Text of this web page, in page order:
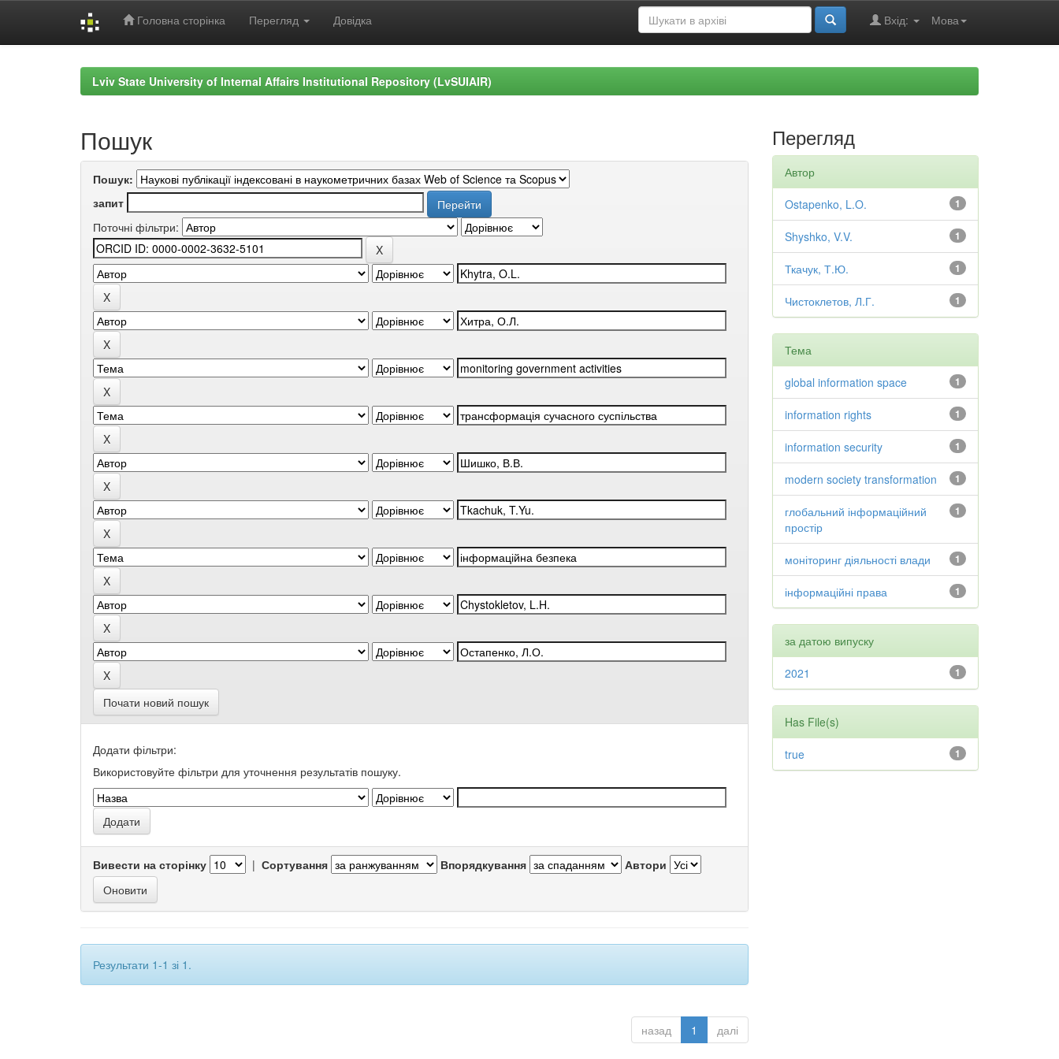
Головна сторінка Перегляд Довідка Мова
Вхід:
Lviv State University of Internal Affairs Institutional Repository (LvSUIAIR)
Пошук
Пошук:
запит
Поточні фільтри:
Почати новий пошук
Додати фільтри:
Використовуйте фільтри для уточнення результатів пошуку.
Вивести на сторінку | Сортування Впорядкування Автори
Результати 1-1 зі 1.
назад 1 далі
Перегляд
Автор
1
Ostapenko, L.O.
1
Shyshko, V.V.
1
Ткачук, Т.Ю.
1
Чистоклетов, Л.Г.
Тема
1
global information space
1
information rights
1
information security
1
modern society transformation
1
глобальний інформаційний
простір
1
моніторинг діяльності влади
1
інформаційні права
за датою випуску
1
2021
Has File(s)
1
true